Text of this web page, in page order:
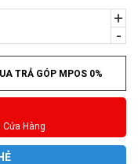
-
+
TRẢ GÓP MPOS 0%
Cửa Hàng